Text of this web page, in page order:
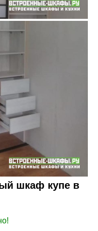
шкаф купе в